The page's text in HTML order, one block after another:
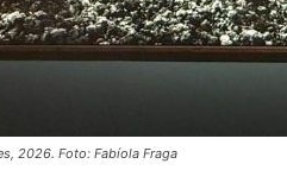
2026. Foto: Fabíola Fraga